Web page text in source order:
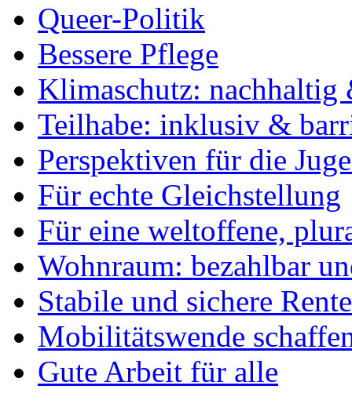
Queer-Politik
Bessere Pflege
Klimaschutz: nachhaltig
Teilhabe: inklusiv &
Perspektiven für die
Für echte Gleichstellung
Für eine weltoffene,
Wohnraum: bezahlbar
Stabile und sichere
Mobilitätswende
Gute Arbeit für alle